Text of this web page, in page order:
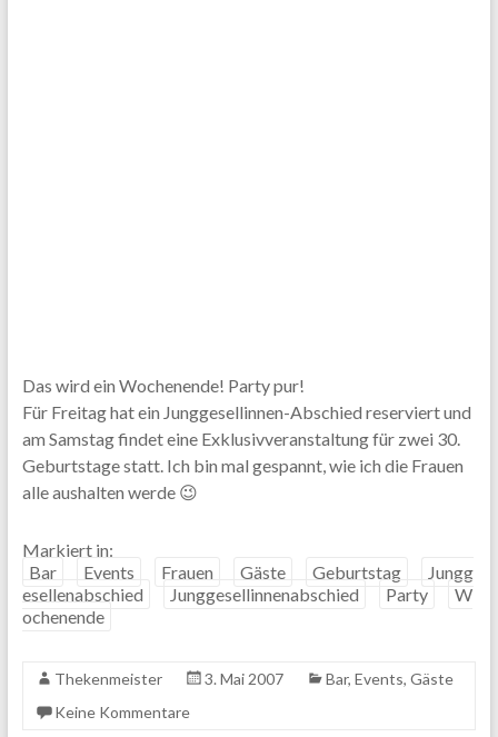
Das wird ein Wochenende! Party pur!
Für Freitag hat ein Junggesellinnen-Abschied reserviert und
am Samstag findet eine Exklusivveranstaltung für zwei 30.
Geburtstage statt. Ich bin mal gespannt, wie ich die Frauen
alle aushalten werde 😉
Markiert in:
Bar
Events Frauen Gäste Geburtstag
Jungg
esellenabschied
Junggesellinnenabschied Party
W
ochenende
Thekenmeister 3. Mai 2007 Bar, Events, Gäste
Keine Kommentare